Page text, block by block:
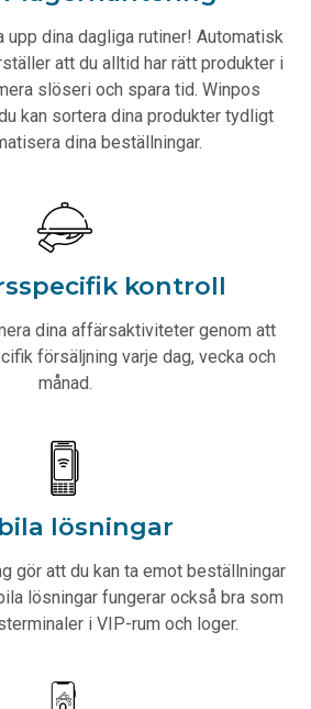
upp dina dagliga rutiner! Automatisk
att du alltid har rätt produkter i
slöseri och spara tid. Winpos
kan sortera dina produkter tydligt
dina beställningar.
kontroll
dina affärsaktiviteter genom att
försäljning varje dag, vecka och
månad.
lösningar
gör att du kan ta emot beställningar
lösningar fungerar också bra som
i VIP-rum och loger.